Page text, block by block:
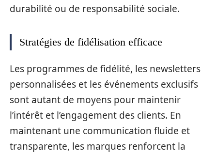
durabilité ou de responsabilité sociale.
Stratégies de fidélisation efficace
Les programmes de fidélité, les newsletters
personnalisées et les événements exclusifs
sont autant de moyens pour maintenir
l’intérêt et l’engagement des clients. En
maintenant une communication fluide et
transparente, les marques renforcent la